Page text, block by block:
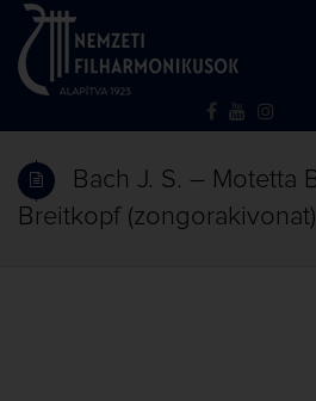
Bach J. S. – Motetta
Breitkopf (zongorakivonat)